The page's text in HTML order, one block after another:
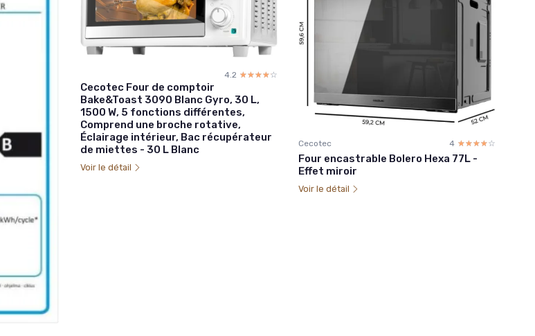
4.2 ☆☆☆☆☆
★★★★★
Cecotec Four de comptoir
Bake&Toast 3090 Blanc Gyro, 30 L,
1500 W, 5 fonctions différentes,
Comprend une broche rotative,
Éclairage intérieur, Bac récupérateur
de miettes - 30 L Blanc
Voir le détail
Cecotec 4 ☆☆☆☆☆
★★★★★
Four encastrable Bolero Hexa 77L -
Effet miroir
Voir le détail